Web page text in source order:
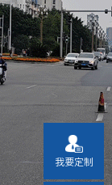
我要定制